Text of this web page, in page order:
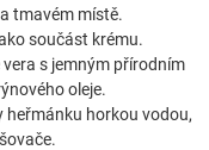
tmavém místě.
součást krému.
vera s jemným přírodním
oleje.
heřmánku horkou vodou,